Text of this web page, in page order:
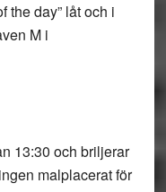
the day” låt och i
M i
13:30 och briljerar
malplacerat för